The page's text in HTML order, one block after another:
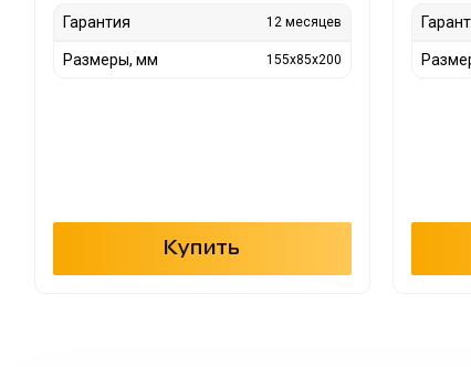
Гарантия 12 месяцев
Размеры, мм 155x85x200
Купить